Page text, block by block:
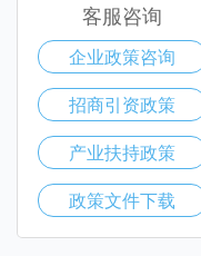
客服咨询
企业政策咨询
招商引资政策
产业扶持政策
政策文件下载